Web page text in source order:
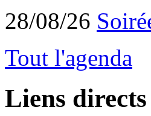
28/08/26
Tout l'agenda
Liens directs